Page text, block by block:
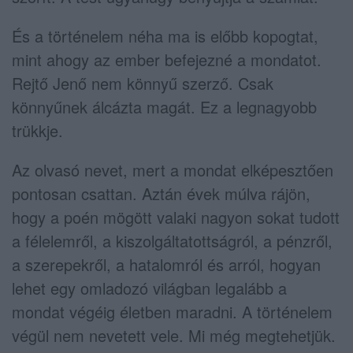
És a történelem néha ma is előbb kopogtat,
mint ahogy az ember befejezné a mondatot.
Rejtő Jenő nem könnyű szerző. Csak
könnyűnek álcázta magát. Ez a legnagyobb
trükkje.
Az olvasó nevet, mert a mondat elképesztően
pontosan csattan. Aztán évek múlva rájön,
hogy a poén mögött valaki nagyon sokat tudott
a félelemről, a kiszolgáltatottságról, a pénzről,
a szerepekről, a hatalomról és arról, hogyan
lehet egy omladozó világban legalább a
mondat végéig életben maradni. A történelem
végül nem nevetett vele. Mi még megtehetjük.